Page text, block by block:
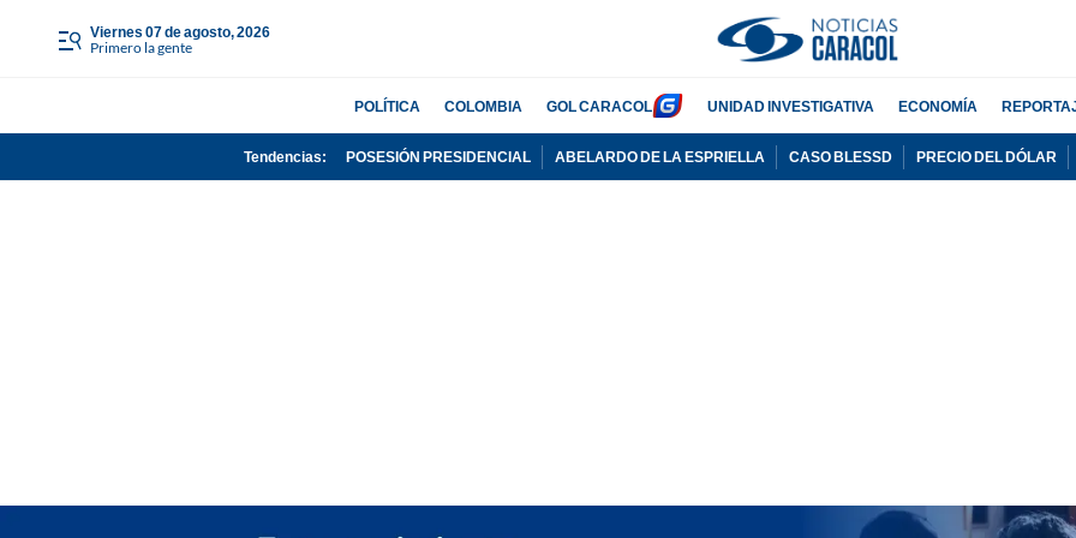
viernes 07 de agosto, 2026
Primero la gente
POLÍTICA COLOMBIA GOL CARACOL UNIDAD INVESTIGATIVA ECONOMÍA
Tendencias: POSESIÓN PRESIDENCIAL ABELARDO DE LA ESPRIELLA CASO BLESSD PRECIO DEL DÓLAR